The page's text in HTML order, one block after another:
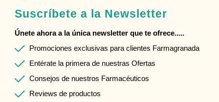
Suscríbete a la Newsletter
Únete ahora a la única newsletter que te ofrece.....
Promociones exclusivas para clientes Farmagranada
Entérate la primera de nuestras Ofertas
Consejos de nuestros Farmacéuticos
Reviews de productos